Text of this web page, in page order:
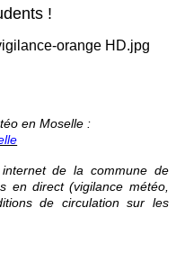
!
en Moselle :
de la commune de
en direct (vigilance météo,
de circulation sur les